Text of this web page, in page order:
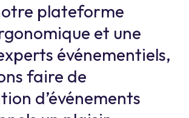
plateforme
et une
événementiels,
faire de
d’événements